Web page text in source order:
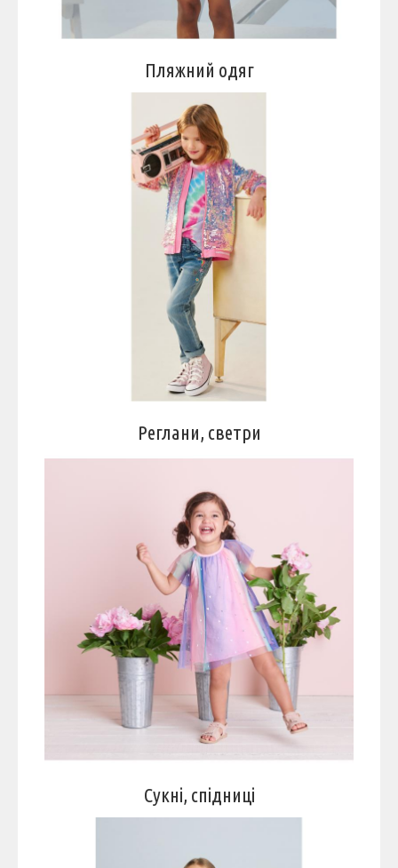
Пляжний одяг
Реглани, светри
Сукні, спідниці